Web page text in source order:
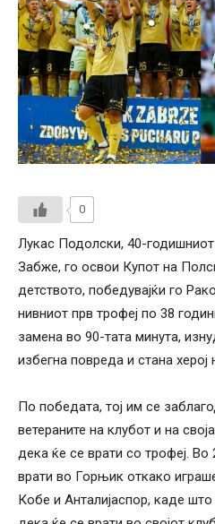
0
Лукас Подолски, 40-
Забже, го освои Купот на
детството, победувајќи го
нивниот прв трофеј по 38
замена во 90-тата минута,
избегна повреда и стана херој
По победата, тој им се
ветераните на клубот и на
дека ќе се врати со трофеј.
врати во Горњик откако
Кобе и Анталијаспор, каде